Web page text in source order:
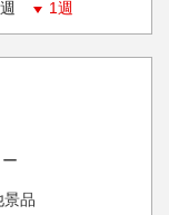
1週
景品